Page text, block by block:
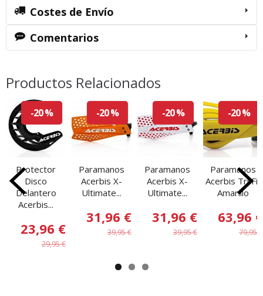
Costes de Envío
Comentarios
Productos Relacionados
-20 %
Protector
Disco
Delantero
Acerbis...
23,96 €
29,95 €
-20 %
Paramanos
Acerbis X-
Ultimate...
31,96 €
39,95 €
-20 %
Paramanos
Acerbis X-
Ultimate...
31,96 €
39,95 €
-20 %
Paramanos
Acerbis Tri Fit
Amarillo
63,96 €
79,95 €